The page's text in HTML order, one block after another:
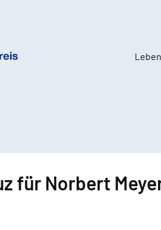
für Norbert